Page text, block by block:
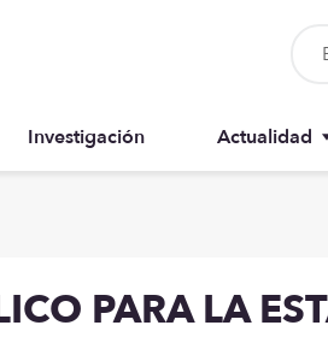
Investigación Actualidad
Recursos
PARA LA